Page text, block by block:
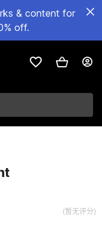
& content for
off.
(暂无评分)